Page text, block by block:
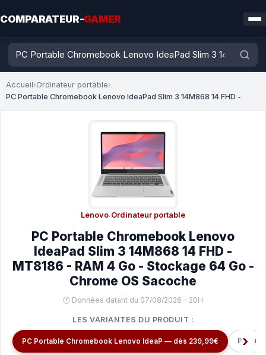
COMPARATEUR-GAMER
Accueil›Ordinateur portable›
PC Portable Chromebook Lenovo IdeaPad Slim 3 14M868 14 FHD -
Lenovo·Ordinateur portable
PC Portable Chromebook Lenovo
IdeaPad Slim 3 14M868 14 FHD -
MT8186 - RAM 4 Go - Stockage 64 Go -
Chrome OS Sacoche
🕐 Données datant du 07/08/2026 – 20H
LES VARIANTES DU PRODUIT :
PC Portable Chromebook Lenovo IdeaP — dès 239,99€ PC